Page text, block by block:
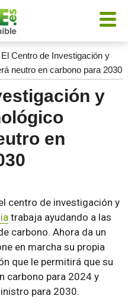
El Centro de Investigación y
neutro en carbono para 2030
y
en
centro de investigación y
trabaja ayudando a las
carbono. Ahora da un
en marcha su propia
que le permitirá que su
carbono para 2024 y
para 2030.